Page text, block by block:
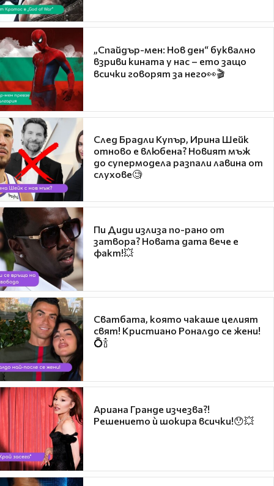
„Спайдър-мен: Нов ден“ буквално
взриви кината у нас – ето защо
всички говорят за него👀🎬
След Брадли Купър, Ирина Шейк
отново е влюбена? Новият мъж
до супермодела разпали лавина от
слухове🧐
Пи Диди излиза по-рано от
затвора? Новата дата вече е
факт!💥
Сватбата, която чакаше целият
свят! Кристиано Роналдо се жени!
💍🍾
Ариана Гранде изчезва?!
Решението ѝ шокира всички!😯💥